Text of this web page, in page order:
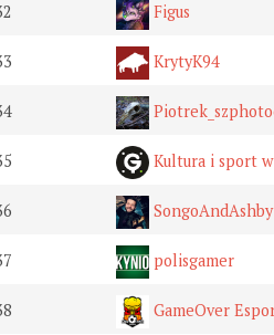
Figus
KrytyK94
Kultura i sport
SongoAndAshby
polisgamer
GameOver